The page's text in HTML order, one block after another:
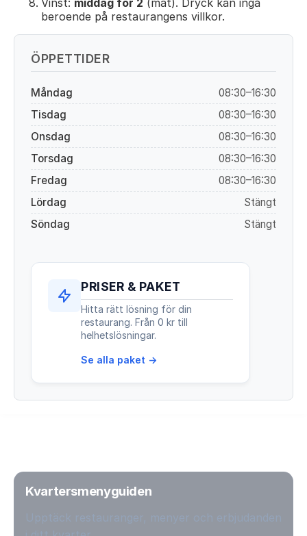
Vinst: middag för 2 (mat). Dryck kan ingå
beroende på restaurangens villkor.
ÖPPETTIDER
Måndag
08:30–16:30
Tisdag
08:30–16:30
Onsdag
08:30–16:30
Torsdag
08:30–16:30
Fredag
08:30–16:30
Lördag
Stängt
Söndag
Stängt
PRISER & PAKET
Hitta rätt lösning för din
restaurang. Från 0 kr till
helhetslösningar.
Se alla paket →
Kvartersmenyguiden